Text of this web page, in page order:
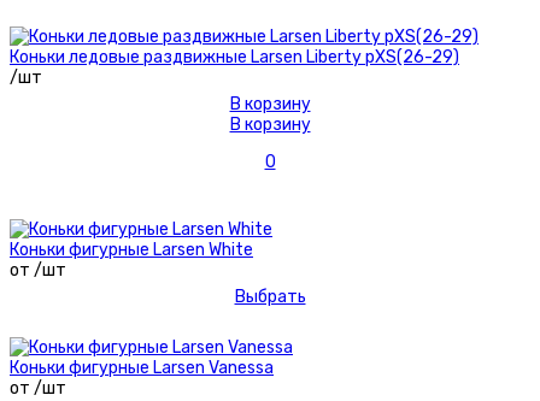
Коньки ледовые раздвижные Larsen Liberty рXS(26-29)
/шт
В корзину
В корзину
0
Коньки фигурные Larsen White
от /шт
Выбрать
Коньки фигурные Larsen Vanessa
от /шт